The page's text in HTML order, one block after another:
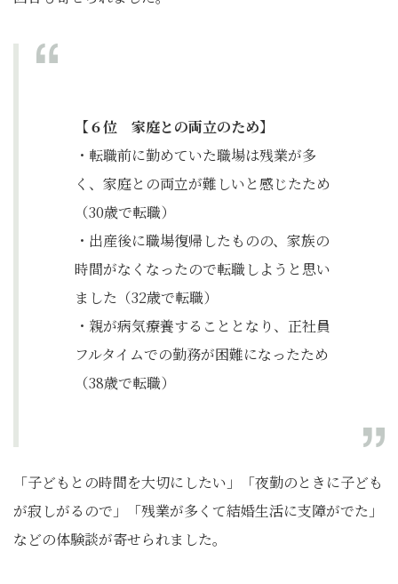
【６位 家庭との両立のため】
・転職前に勤めていた職場は残業が多
く、家庭との両立が難しいと感じたため
（30歳で転職）
・出産後に職場復帰したものの、家族の
時間がなくなったので転職しようと思い
ました（32歳で転職）
・親が病気療養することとなり、正社員
フルタイムでの勤務が困難になったため
（38歳で転職）
「子どもとの時間を大切にしたい」「夜勤のときに子ども
が寂しがるので」「残業が多くて結婚生活に支障がでた」
などの体験談が寄せられました。